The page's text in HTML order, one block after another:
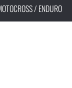
/ ENDURO